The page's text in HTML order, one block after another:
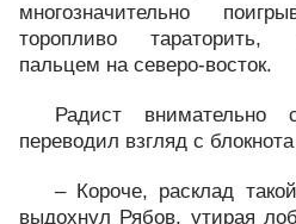
многозначительно
торопливо тараторить,
пальцем на северо-восток.
Радист
переводил взгляд с
– Короче, расклад
выдохнул Рябов, утирая